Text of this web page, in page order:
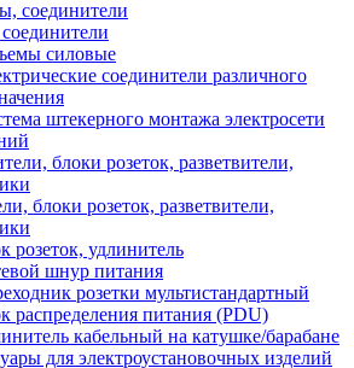
силовые
соединители различного
штекерного монтажа электросети
блоки розеток, разветвители,
розеток, удлинитель
шнур питания
розетки мультистандартный
распределения питания (PDU)
кабельный на катушке/барабане